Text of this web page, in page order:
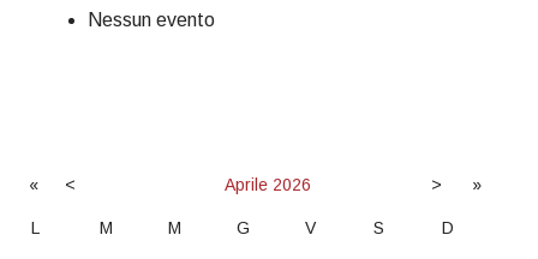
Nessun evento
« < Aprile 2026 > »
L M M G V S D